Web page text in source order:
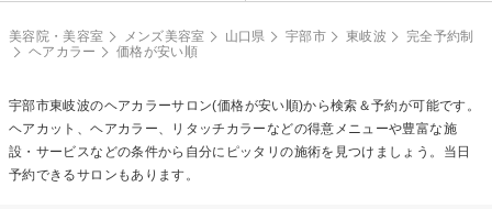
美容院・美容室 メンズ美容室 山口県 宇部市 東岐波
完全予約制
ヘアカラー
価格が安い順
宇部市東岐波のヘアカラーサロン(価格が安い順)から検索＆予約が可能です。
ヘアカット、ヘアカラー、リタッチカラーなどの得意メニューや豊富な施
設・サービスなどの条件から自分にピッタリの施術を見つけましょう。当日
予約できるサロンもあります。